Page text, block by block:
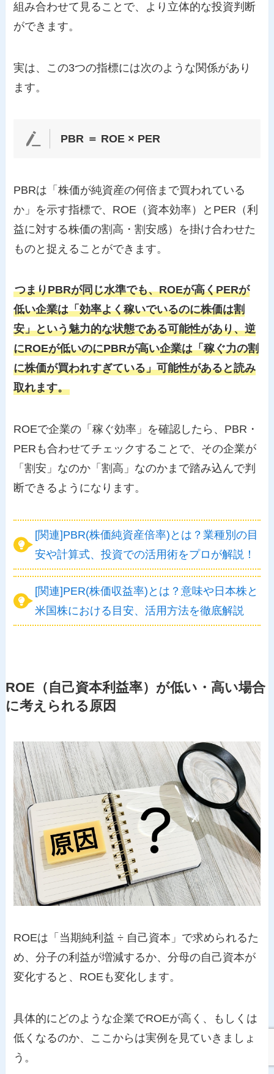
組み合わせて見ることで、より立体的な投資判断
ができます。
実は、この3つの指標には次のような関係があり
ます。
PBR ＝ ROE × PER
PBRは「株価が純資産の何倍まで買われている
か」を示す指標で、ROE（資本効率）とPER（利
益に対する株価の割高・割安感）を掛け合わせた
ものと捉えることができます。
つまりPBRが同じ水準でも、ROEが高くPERが
低い企業は「効率よく稼いでいるのに株価は割
安」という魅力的な状態である可能性があり、逆
にROEが低いのにPBRが高い企業は「稼ぐ力の割
に株価が買われすぎている」可能性があると読み
取れます。
ROEで企業の「稼ぐ効率」を確認したら、PBR・
PERも合わせてチェックすることで、その企業が
「割安」なのか「割高」なのかまで踏み込んで判
断できるようになります。
[関連]PBR(株価純資産倍率)とは？業種別の目
安や計算式、投資での活用術をプロが解説！
[関連]PER(株価収益率)とは？意味や日本株と
米国株における目安、活用方法を徹底解説
ROE（自己資本利益率）が低い・高い場合
に考えられる原因
ROEは「当期純利益 ÷ 自己資本」で求められるた
め、分子の利益が増減するか、分母の自己資本が
変化すると、ROEも変化します。
具体的にどのような企業でROEが高く、もしくは
低くなるのか、ここからは実例を見ていきましょ
う。